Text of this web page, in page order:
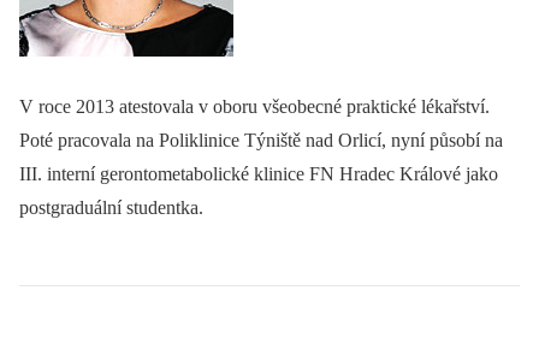
V roce 2013 atestovala v oboru všeobecné praktické lékařství.
Poté pracovala na Poliklinice Týniště nad Orlicí, nyní působí na
III. interní gerontometabolické klinice FN Hradec Králové jako
postgraduální studentka.